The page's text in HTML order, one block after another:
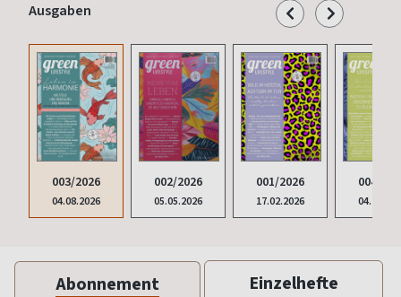
Ausgaben
003/2026
04.08.2026
002/2026
05.05.2026
001/2026
17.02.2026
004/
Abonnement Einzelhefte